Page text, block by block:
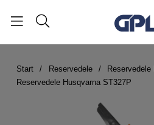
Start Reservedele
Reservedele Husqvarna ST327P